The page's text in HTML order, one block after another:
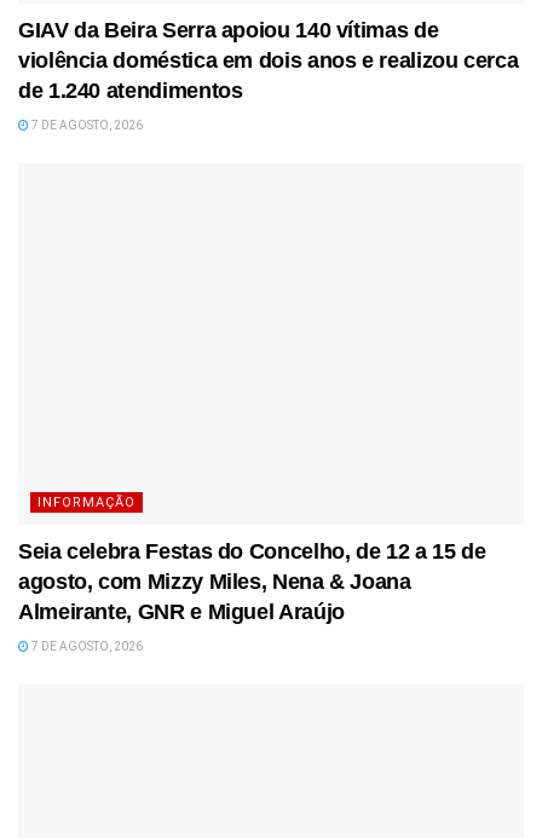
GIAV da Beira Serra apoiou 140 vítimas de
violência doméstica em dois anos e realizou cerca
de 1.240 atendimentos
7 DE AGOSTO, 2026
INFORMAÇÃO
Seia celebra Festas do Concelho, de 12 a 15 de
agosto, com Mizzy Miles, Nena & Joana
Almeirante, GNR e Miguel Araújo
7 DE AGOSTO, 2026